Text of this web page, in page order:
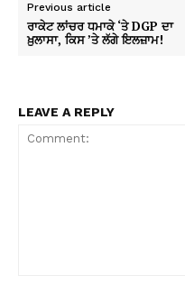
Previous article
ਰਾਕੇਟ ਲਾਂਚਰ ਧਮਾਕੇ ‘ਤੇ DGP ਦਾ
ਖ਼ੁਲਾਸਾ, ਕਿਸ ’ਤੇ ਲੱਗੇ ਇਲਜ਼ਾਮ!
LEAVE A REPLY